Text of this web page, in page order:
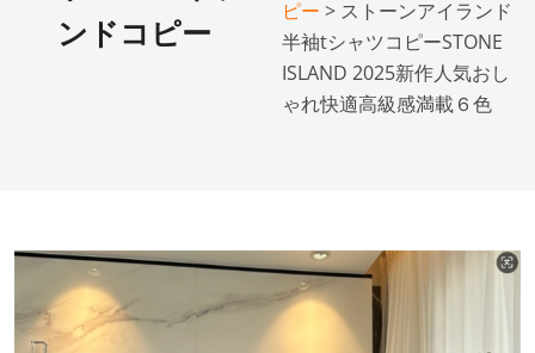
ンドコピー
ピー > ストーンアイランド
半袖tシャツコピーSTONE
ISLAND 2025新作人気おし
ゃれ快適高級感満載６色